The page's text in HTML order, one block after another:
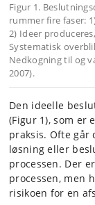
Figur 1.
rummer fire faser:
2) Ideer
Systematisk
Nedkogning til og
2007).
Den ideelle
(Figur 1), som er
praksis. Ofte
løsning eller
processen. Der
processen, men
risikoen for en